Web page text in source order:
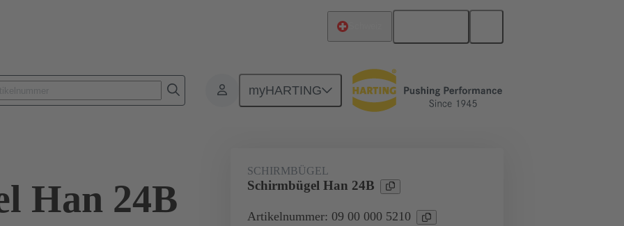
myHARTING
Zubehör Schirmbügel Griffbleche 09 00 000 5210
Han 24B
SCHIRMBÜGEL
Schirmbügel Han 24B
Artikelnummer: 09 00 000 5210